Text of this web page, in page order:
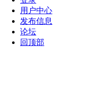
用户中心
发布信息
论坛
回顶部